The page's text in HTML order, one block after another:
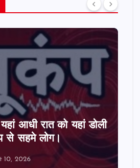
आधी रात को यहां डोली
से सहमे लोग।
10, 2026